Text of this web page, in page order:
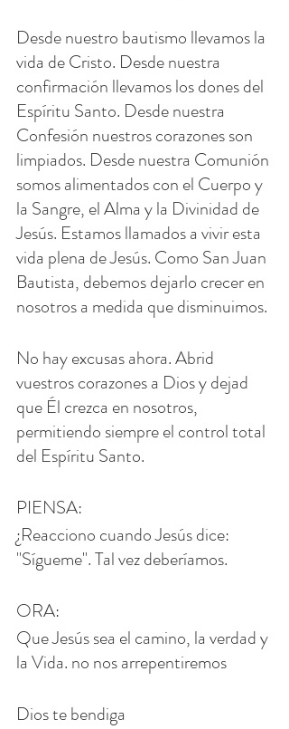
Desde nuestro bautismo llevamos la
vida de Cristo. Desde nuestra
confirmación llevamos los dones del
Espíritu Santo. Desde nuestra
Confesión nuestros corazones son
limpiados. Desde nuestra Comunión
somos alimentados con el Cuerpo y
la Sangre, el Alma y la Divinidad de
Jesús. Estamos llamados a vivir esta
vida plena de Jesús. Como San Juan
Bautista, debemos dejarlo crecer en
nosotros a medida que disminuimos.
No hay excusas ahora. Abrid
vuestros corazones a Dios y dejad
que Él crezca en nosotros,
permitiendo siempre el control total
del Espíritu Santo.
PIENSA:
¿Reacciono cuando Jesús dice:
"Sígueme". Tal vez deberíamos.
ORA:
Que Jesús sea el camino, la verdad y
la Vida. no nos arrepentiremos
Dios te bendiga